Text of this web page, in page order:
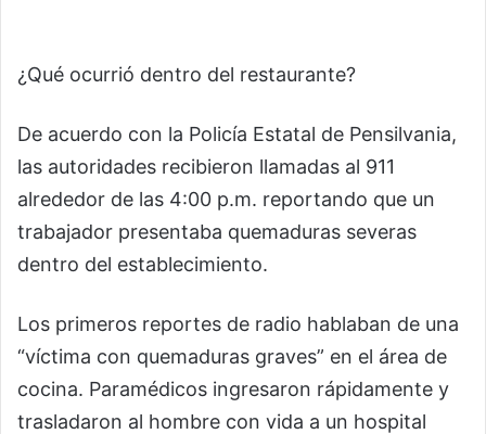
¿Qué ocurrió dentro del restaurante?
De acuerdo con la Policía Estatal de Pensilvania,
las autoridades recibieron llamadas al 911
alrededor de las 4:00 p.m. reportando que un
trabajador presentaba quemaduras severas
dentro del establecimiento.
Los primeros reportes de radio hablaban de una
“víctima con quemaduras graves” en el área de
cocina. Paramédicos ingresaron rápidamente y
trasladaron al hombre con vida a un hospital